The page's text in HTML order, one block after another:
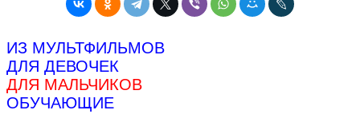
ИЗ МУЛЬТФИЛЬМОВ
ДЛЯ ДЕВОЧЕК
ДЛЯ МАЛЬЧИКОВ
ОБУЧАЮЩИЕ